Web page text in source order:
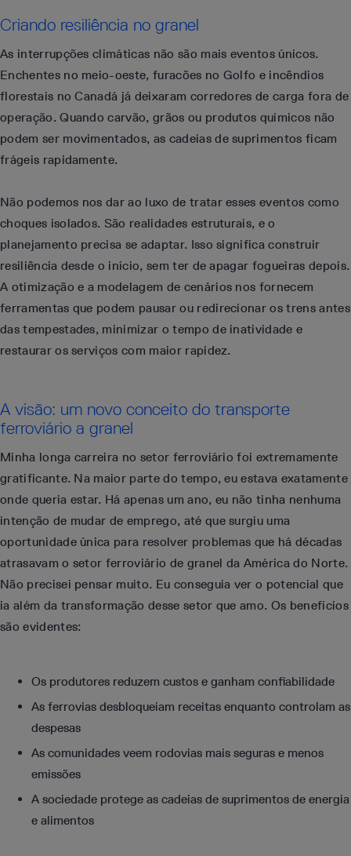
Criando resiliência no granel
As interrupções climáticas não são mais eventos únicos.
Enchentes no meio-oeste, furacões no Golfo e incêndios
florestais no Canadá já deixaram corredores de carga fora de
operação. Quando carvão, grãos ou produtos químicos não
podem ser movimentados, as cadeias de suprimentos ficam
frágeis rapidamente.
Não podemos nos dar ao luxo de tratar esses eventos como
choques isolados. São realidades estruturais, e o
planejamento precisa se adaptar. Isso significa construir
resiliência desde o início, sem ter de apagar fogueiras depois.
A otimização e a modelagem de cenários nos fornecem
ferramentas que podem pausar ou redirecionar os trens antes
das tempestades, minimizar o tempo de inatividade e
restaurar os serviços com maior rapidez.
A visão: um novo conceito do transporte
ferroviário a granel
Minha longa carreira no setor ferroviário foi extremamente
gratificante. Na maior parte do tempo, eu estava exatamente
onde queria estar. Há apenas um ano, eu não tinha nenhuma
intenção de mudar de emprego, até que surgiu uma
oportunidade única para resolver problemas que há décadas
atrasavam o setor ferroviário de granel da América do Norte.
Não precisei pensar muito. Eu conseguia ver o potencial que
ia além da transformação desse setor que amo. Os benefícios
são evidentes:
Os produtores reduzem custos e ganham confiabilidade
As ferrovias desbloqueiam receitas enquanto controlam as
despesas
As comunidades veem rodovias mais seguras e menos
emissões
A sociedade protege as cadeias de suprimentos de energia
e alimentos